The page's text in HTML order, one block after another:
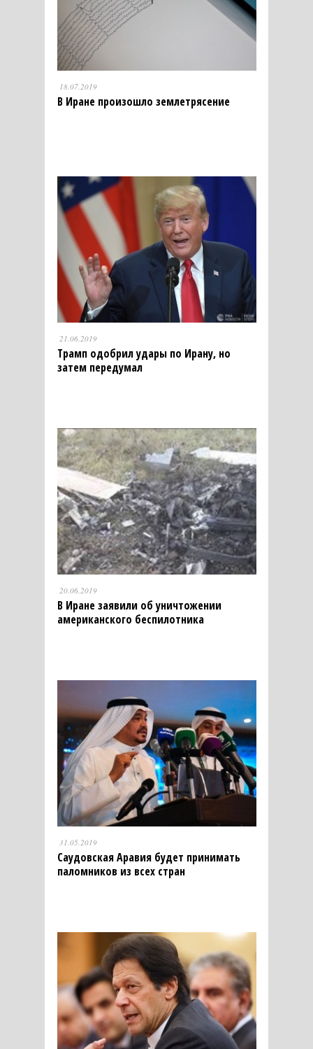
18.07.2019
В Иране произошло землетрясение
21.06.2019
Трамп одобрил удары по Ирану, но
затем передумал
20.06.2019
В Иране заявили об уничтожении
американского беспилотника
31.05.2019
Саудовская Аравия будет принимать
паломников из всех стран